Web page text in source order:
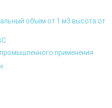
объем от 1 м3 высота от
применения